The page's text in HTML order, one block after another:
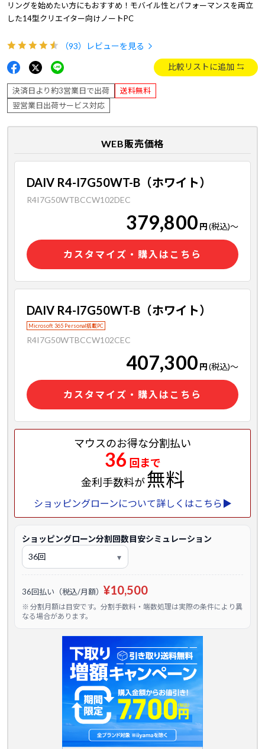
リングを始めたい方にもおすすめ！モバイル性とパフォーマンスを両立
した14型クリエイター向けノートPC
（93） レビューを見る
比較リストに追加
決済日より約3営業日で出荷
送料無料
翌営業日出荷サービス対応
WEB販売価格
DAIV R4-I7G50WT-B（ホワイト）
R4I7G50WTBCCW102DEC
379,800 円(税込)～
カスタマイズ・購入はこちら
DAIV R4-I7G50WT-B（ホワイト）
Microsoft 365 Personal搭載PC
R4I7G50WTBCCW102CEC
407,300 円(税込)～
カスタマイズ・購入はこちら
マウスのお得な分割払い
36 回まで
金利手数料が無料
ショッピングローンについて詳しくはこちら▶
ショッピングローン分割回数目安シミュレーション
36回払い（税込/月額） ¥10,500
※ 分割月額は目安です。分割手数料・端数処理は実際の条件により異
なる場合があります。